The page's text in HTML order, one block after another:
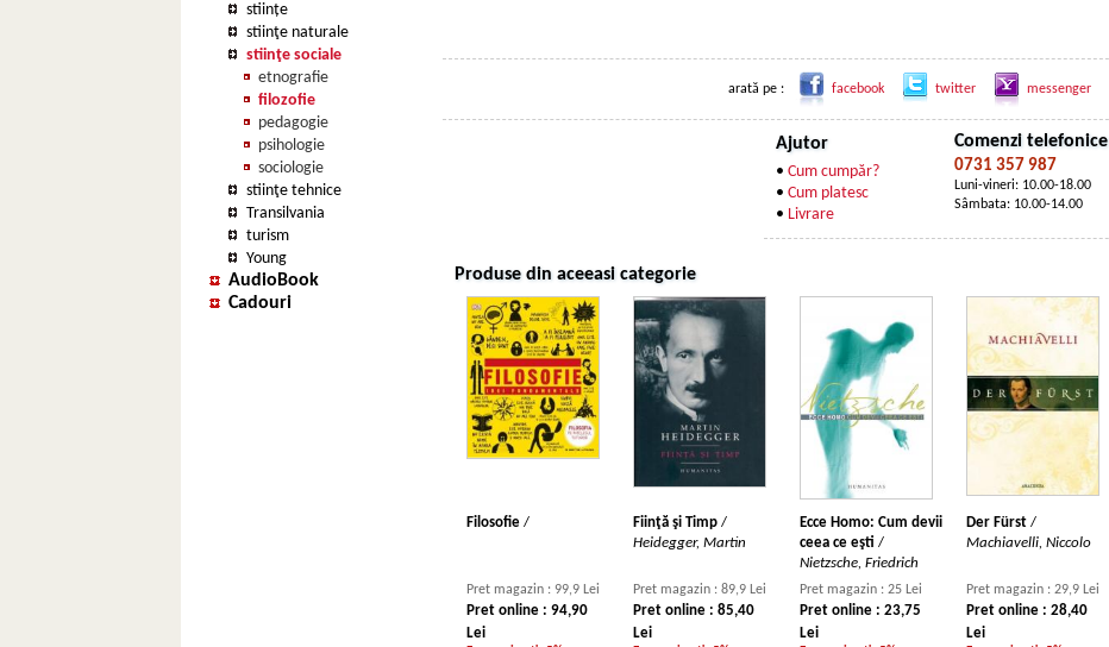
stiințe
stiinţe naturale
stiinţe sociale
etnografie
filozofie
pedagogie
psihologie
sociologie
stiinţe tehnice
Transilvania
turism
Young
AudioBook
Cadouri
arată pe : facebook twitter messenger
Ajutor
• Cum cumpăr?
• Cum platesc
• Livrare
Comenzi telefonice
0731 357 987
Luni-vineri: 10.00-18.00
Sâmbata: 10.00-14.00
Produse din aceeasi categorie
Filosofie / Fiinţă şi Timp /
Heidegger, Martin
Ecce Homo: Cum devii
ceea ce eşti /
Nietzsche, Friedrich
Der Fürst /
Machiavelli, Niccolo
Pret magazin : 99,9 Lei
Pret online : 94,90
Lei
Pret magazin : 89,9 Lei
Pret online : 85,40
Lei
Pret magazin : 25 Lei
Pret online : 23,75
Lei
Pret magazin : 29,9 Lei
Pret online : 28,40
Lei